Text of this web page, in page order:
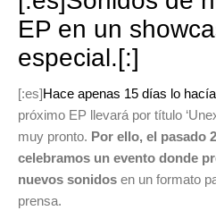
EP en un
especial.[:]
[:es]Hace apenas 15 días lo
próximo EP llevará por título
muy pronto. Por ello, el pasado
celebramos un evento donde
nuevos sonidos en un formato
prensa.